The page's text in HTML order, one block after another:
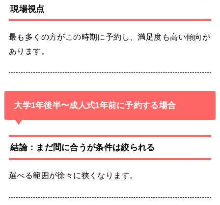
現場視点
最も多くの方がこの時期に予約し、満足度も高い傾向が
あります。
大学1年後半〜成人式1年前に予約する場合
結論：まだ間に合うが条件は絞られる
選べる範囲が徐々に狭くなります。